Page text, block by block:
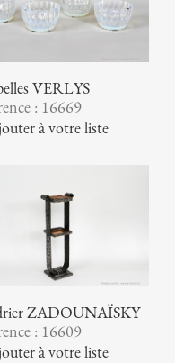
VERLYS
: 16669
à votre liste
ZADOUNAÏSKY
: 16609
à votre liste